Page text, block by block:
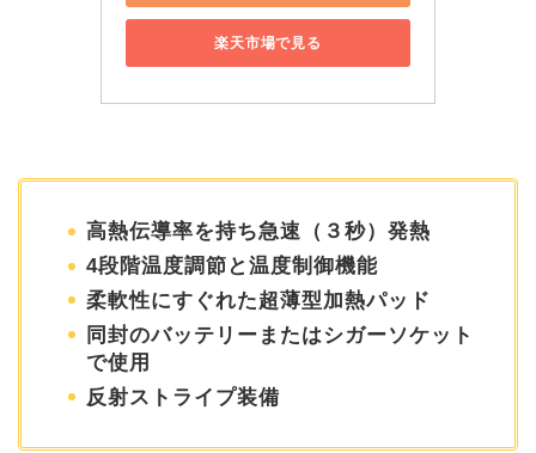
楽天市場で見る
高熱伝導率を持ち急速（３秒）発熱
4段階温度調節と温度制御機能
柔軟性にすぐれた超薄型加熱パッド
同封のバッテリーまたはシガーソケット
で使用
反射ストライプ装備